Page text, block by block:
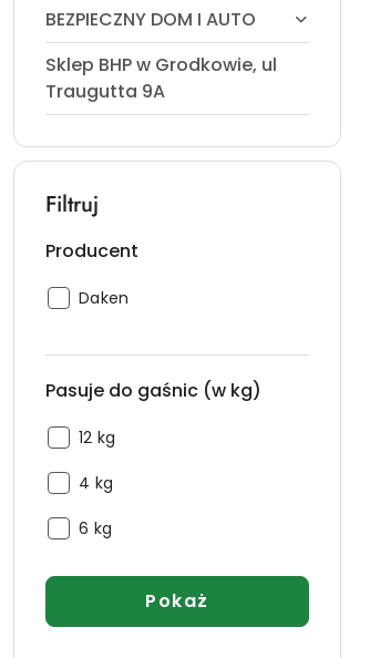
BEZPIECZNY DOM I AUTO
Sklep BHP w Grodkowie, ul
Traugutta 9A
Filtruj
Producent
Producent:
Daken
Pasuje do gaśnic (w kg)
Pasuje
gaśnic
kg):
12 kg
Pasuje
gaśnic
kg):
4 kg
Pasuje
gaśnic
6 kg
Pokaż